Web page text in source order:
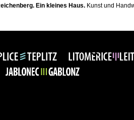
Ein kleines Haus. Kunst und